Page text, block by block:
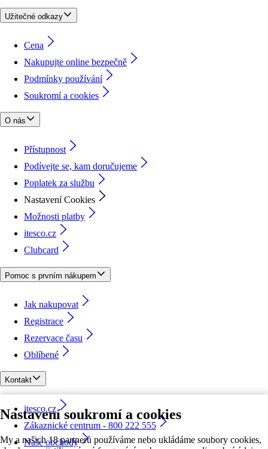
Nastavení soukromí a cookies
My a našich 18 partnerů používáme nebo ukládáme soubory cookies,
Užitečné odkazy
Cena
Nakupujte online bezpečně
Podmínky používání
Soukromí a cookies
O nás
Přístupnost
Podívejte se, kam doručujeme
Poplatek za službu
Nastavení Cookies
Možnosti platby
itesco.cz
Clubcard
Pomoc s prvním nákupem
Jak nakupovat
Registrace
Rezervace času
Oblíbené
Kontakt
itesco.cz
Zákaznické centrum - 800 222 555
Naše obchody